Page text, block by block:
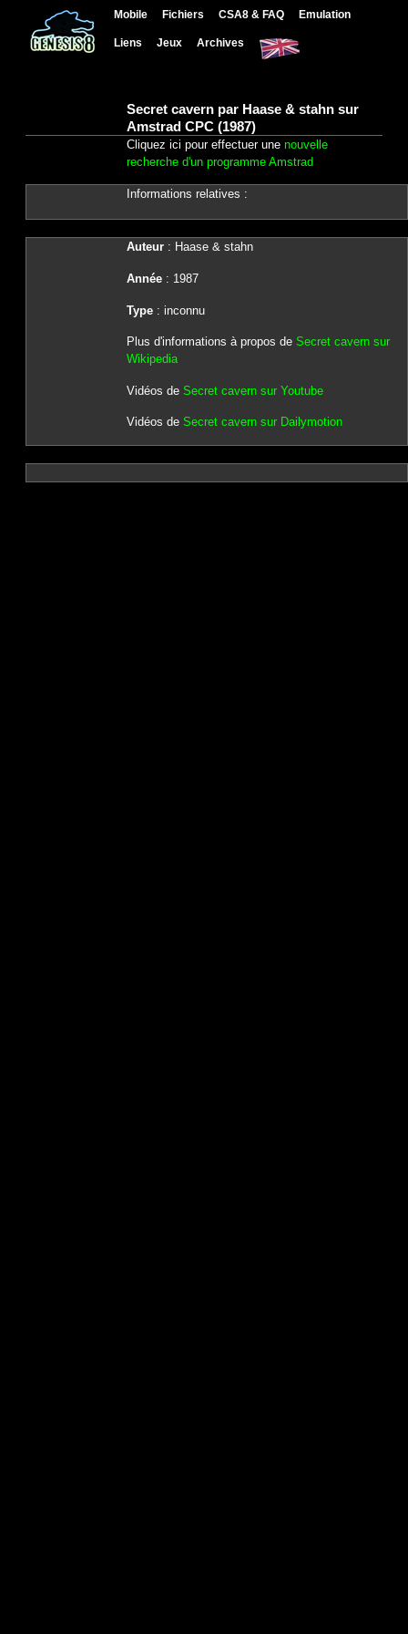
Mobile Fichiers CSA8 & FAQ Emulation
Liens Jeux Archives
Secret cavern par Haase & stahn sur
Amstrad CPC (1987)
Cliquez ici pour effectuer une nouvelle
recherche d'un programme Amstrad
Informations relatives :
Auteur: Haase & stahn
Année: 1987
Type: inconnu
Plus d'informations à propos de Secret cavern sur
Wikipedia
Vidéos de Secret cavern sur Youtube
Vidéos de Secret cavern sur Dailymotion